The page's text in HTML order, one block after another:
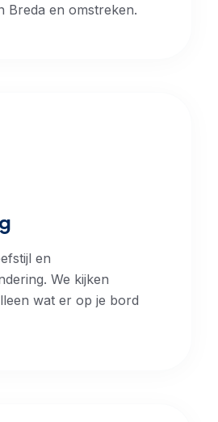
Breda en omstreken.
en
We kijken
wat er op je bord